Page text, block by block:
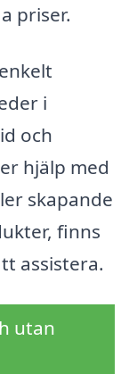
priser.
i
och
hjälp med
skapande
finns
assistera.
utan